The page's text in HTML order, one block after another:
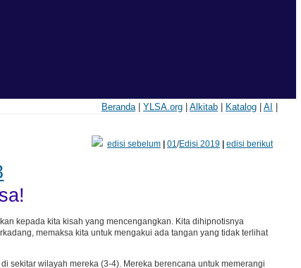
Beranda| YLSA.org| Alkitab| Katalog| AI
edisi sebelum| 01/Edisi 2019| edisi berikut
kepada kita kisah yang mencengangkan. Kita dihipnotisnya
memaksa kita untuk mengakui ada tangan yang tidak terlihat
sekitar wilayah mereka (3-4). Mereka berencana untuk memerangi